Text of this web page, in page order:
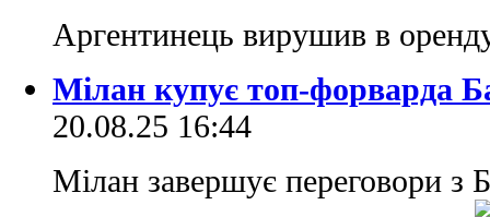
Аргентинець вирушив в
Мілан купує топ-форварда
20.08.25 16:44
Мілан завершує переговори з